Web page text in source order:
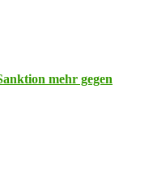
mehr gegen